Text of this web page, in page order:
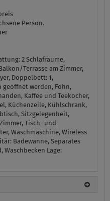
Person.
2 Schlafräume,
Terrasse am Zimmer,
Doppelbett: 1,
geöffnet werden, Föhn,
Kaffee und Teekocher,
Küchenzeile, Kühlschrank,
Sitzgelegenheit,
Tisch- und
Waschmaschine, Wireless
Badewanne, Separates
Waschbecken Lage: